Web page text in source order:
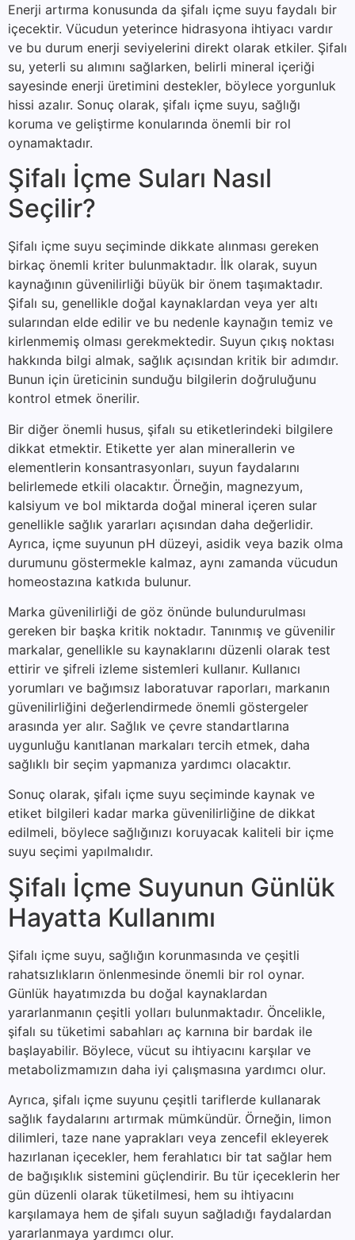
Enerji artırma konusunda da şifalı içme suyu faydalı bir
içecektir. Vücudun yeterince hidrasyona ihtiyacı vardır
ve bu durum enerji seviyelerini direkt olarak etkiler. Şifalı
su, yeterli su alımını sağlarken, belirli mineral içeriği
sayesinde enerji üretimini destekler, böylece yorgunluk
hissi azalır. Sonuç olarak, şifalı içme suyu, sağlığı
koruma ve geliştirme konularında önemli bir rol
oynamaktadır.
Şifalı İçme Suları Nasıl
Seçilir?
Şifalı içme suyu seçiminde dikkate alınması gereken
birkaç önemli kriter bulunmaktadır. İlk olarak, suyun
kaynağının güvenilirliği büyük bir önem taşımaktadır.
Şifalı su, genellikle doğal kaynaklardan veya yer altı
sularından elde edilir ve bu nedenle kaynağın temiz ve
kirlenmemiş olması gerekmektedir. Suyun çıkış noktası
hakkında bilgi almak, sağlık açısından kritik bir adımdır.
Bunun için üreticinin sunduğu bilgilerin doğruluğunu
kontrol etmek önerilir.
Bir diğer önemli husus, şifalı su etiketlerindeki bilgilere
dikkat etmektir. Etikette yer alan minerallerin ve
elementlerin konsantrasyonları, suyun faydalarını
belirlemede etkili olacaktır. Örneğin, magnezyum,
kalsiyum ve bol miktarda doğal mineral içeren sular
genellikle sağlık yararları açısından daha değerlidir.
Ayrıca, içme suyunun pH düzeyi, asidik veya bazik olma
durumunu göstermekle kalmaz, aynı zamanda vücudun
homeostazına katkıda bulunur.
Marka güvenilirliği de göz önünde bulundurulması
gereken bir başka kritik noktadır. Tanınmış ve güvenilir
markalar, genellikle su kaynaklarını düzenli olarak test
ettirir ve şifreli izleme sistemleri kullanır. Kullanıcı
yorumları ve bağımsız laboratuvar raporları, markanın
güvenilirliğini değerlendirmede önemli göstergeler
arasında yer alır. Sağlık ve çevre standartlarına
uygunluğu kanıtlanan markaları tercih etmek, daha
sağlıklı bir seçim yapmanıza yardımcı olacaktır.
Sonuç olarak, şifalı içme suyu seçiminde kaynak ve
etiket bilgileri kadar marka güvenilirliğine de dikkat
edilmeli, böylece sağlığınızı koruyacak kaliteli bir içme
suyu seçimi yapılmalıdır.
Şifalı İçme Suyunun Günlük
Hayatta Kullanımı
Şifalı içme suyu, sağlığın korunmasında ve çeşitli
rahatsızlıkların önlenmesinde önemli bir rol oynar.
Günlük hayatımızda bu doğal kaynaklardan
yararlanmanın çeşitli yolları bulunmaktadır. Öncelikle,
şifalı su tüketimi sabahları aç karnına bir bardak ile
başlayabilir. Böylece, vücut su ihtiyacını karşılar ve
metabolizmamızın daha iyi çalışmasına yardımcı olur.
Ayrıca, şifalı içme suyunu çeşitli tariflerde kullanarak
sağlık faydalarını artırmak mümkündür. Örneğin, limon
dilimleri, taze nane yaprakları veya zencefil ekleyerek
hazırlanan içecekler, hem ferahlatıcı bir tat sağlar hem
de bağışıklık sistemini güçlendirir. Bu tür içeceklerin her
gün düzenli olarak tüketilmesi, hem su ihtiyacını
karşılamaya hem de şifalı suyun sağladığı faydalardan
yararlanmaya yardımcı olur.